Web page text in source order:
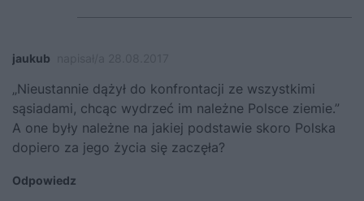
jaukub
„Nieustannie dążył do konfrontacji ze wszystkimi
sąsiadami, chcąc wydrzeć im należne Polsce ziemie.”
A one były należne na jakiej podstawie skoro Polska
dopiero za jego życia się zaczęła?
Odpowiedz